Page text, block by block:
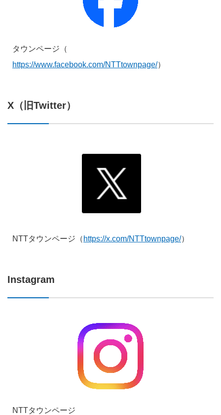
タウンページ（
https://www.facebook.com/NTTtownpage/）
X（旧Twitter）
NTTタウンページ（ https://x.com/NTTtownpage/）
Instagram
NTTタウンページ